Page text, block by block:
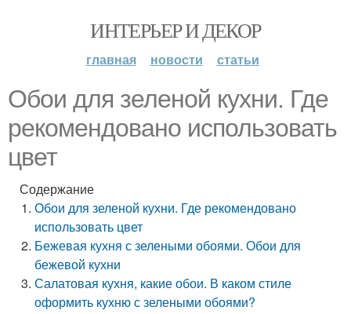
ИНТЕРЬЕР И ДЕКОР
главная новости статьи
Обои для зеленой кухни. Где
рекомендовано использовать
цвет
Содержание
Обои для зеленой кухни. Где рекомендовано
использовать цвет
Бежевая кухня с зелеными обоями. Обои для
бежевой кухни
Салатовая кухня, какие обои. В каком стиле
оформить кухню с зелеными обоями?